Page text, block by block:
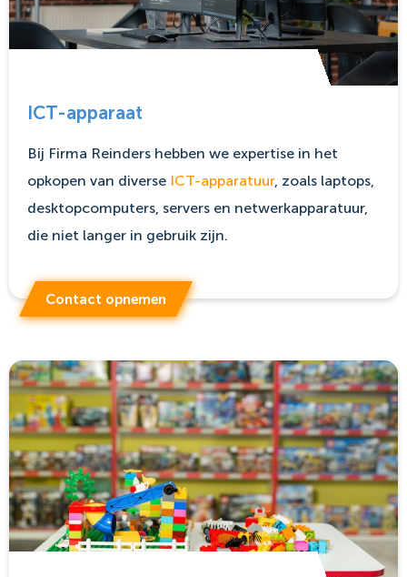
ICT-apparaat
Bij Firma Reinders hebben we expertise in het
opkopen van diverse ICT-apparatuur, zoals laptops,
desktopcomputers, servers en netwerkapparatuur,
die niet langer in gebruik zijn.
Contact opnemen